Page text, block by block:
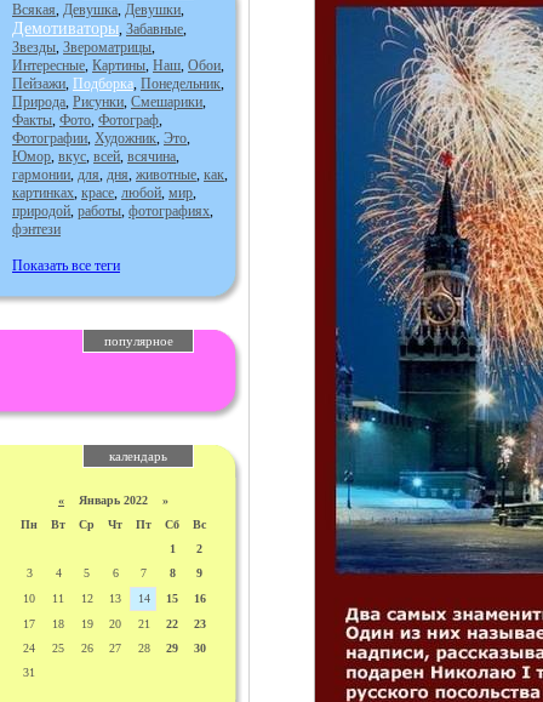
Всякая, Девушка, Девушки,
Демотиваторы, Забавные,
Звезды, Звероматрицы,
Интересные, Картины, Наш, Обои,
Пейзажи, Подборка, Понедельник,
Природа, Рисунки, Смешарики,
Факты, Фото, Фотограф,
Фотографии, Художник, Это,
Юмор, вкус, всей, всячина,
гармонии, для, дня, животные, как,
картинках, красе, любой, мир,
природой, работы, фотографиях,
фэнтези
Показать все теги
популярное
календарь
« Январь 2022 »
Пн
Вт Ср Чт Пт Сб
Вс
1
2
3
4 5 6 7 8
9
10
11 12 13 14 15
16
17
18 19 20 21 22
23
24
25 26 27 28 29
30
31